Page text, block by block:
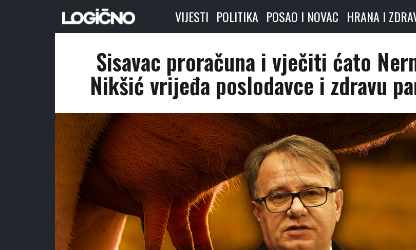
VIJESTI POLITIKA POSAO I NOVAC HRANA I
Sisavac proračuna i vječiti ćato
Nikšić vrijeđa poslodavce i zdravu